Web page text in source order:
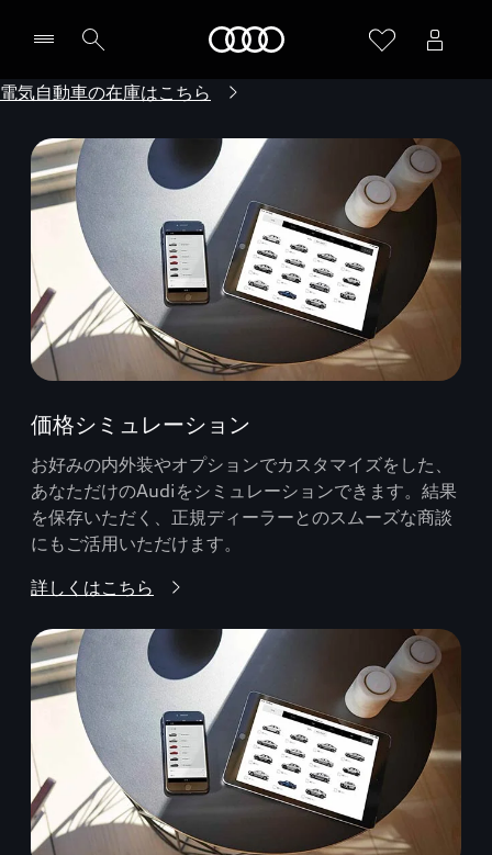
電気自動車の在庫はこちら
価格シミュレーション
お好みの内外装やオプションでカスタマイズをした、
あなただけのAudiをシミュレーションできます。結果
を保存いただく、正規ディーラーとのスムーズな商談
にもご活用いただけます。
詳しくはこちら